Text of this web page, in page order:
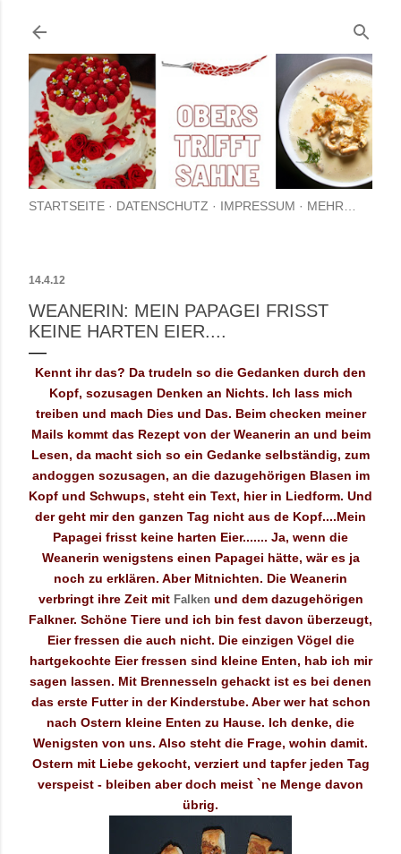
STARTSEITE DATENSCHUTZ IMPRESSUM MEHR…
14.4.12
WEANERIN: MEIN PAPAGEI FRISST
KEINE HARTEN EIER....
Kennt ihr das? Da trudeln so die Gedanken durch den
Kopf, sozusagen Denken an Nichts. Ich lass mich
treiben und mach Dies und Das. Beim checken meiner
Mails kommt das Rezept von der Weanerin an und beim
Lesen, da macht sich so ein Gedanke selbständig, zum
andoggen sozusagen, an die dazugehörigen Blasen im
Kopf und Schwups, steht ein Text, hier in Liedform. Und
der geht mir den ganzen Tag nicht aus de Kopf....Mein
Papagei frisst keine harten Eier....... Ja, wenn die
Weanerin wenigstens einen Papagei hätte, wär es ja
noch zu erklären. Aber Mitnichten. Die Weanerin
verbringt ihre Zeit mit Falken und dem dazugehörigen
Falkner. Schöne Tiere und ich bin fest davon überzeugt,
Eier fressen die auch nicht. Die einzigen Vögel die
hartgekochte Eier fressen sind kleine Enten, hab ich mir
sagen lassen. Mit Brennesseln gehackt ist es bei denen
das erste Futter in der Kinderstube. Aber wer hat schon
nach Ostern kleine Enten zu Hause. Ich denke, die
Wenigsten von uns. Also steht die Frage, wohin damit.
Ostern mit Liebe gekocht, verziert und tapfer jeden Tag
verspeist - bleiben aber doch meist `ne Menge davon
übrig.